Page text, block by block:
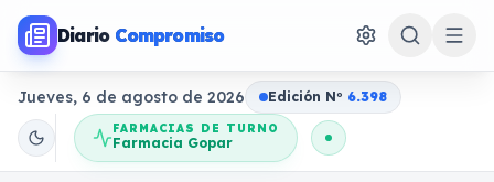
Diario Compromiso
Jueves, 6 de agosto de 2026 Edición No 6.398
FARMACIAS DE TURNO
Farmacia Gopar